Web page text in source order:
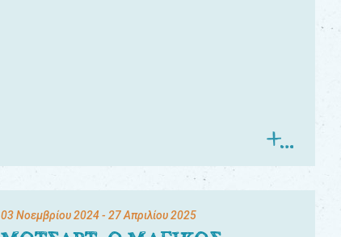
03 Νοεμβρίου 2024- 27 Απριλίου 2025